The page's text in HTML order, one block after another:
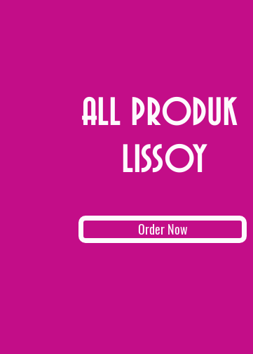
ALL PRODUK
LISSOY
Order Now